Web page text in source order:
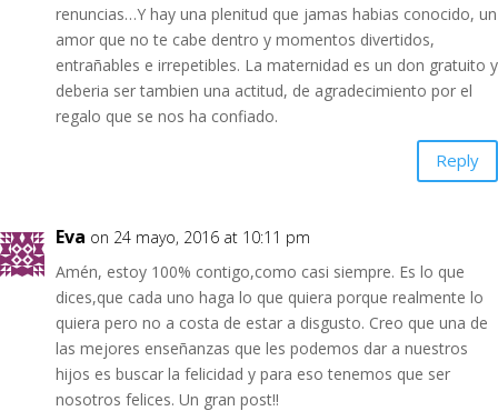
renuncias…Y hay una plenitud que jamas habias conocido, un
amor que no te cabe dentro y momentos divertidos,
entrañables e irrepetibles. La maternidad es un don gratuito y
deberia ser tambien una actitud, de agradecimiento por el
regalo que se nos ha confiado.
Reply
Eva on 24 mayo, 2016 at 10:11 pm
Amén, estoy 100% contigo,como casi siempre. Es lo que
dices,que cada uno haga lo que quiera porque realmente lo
quiera pero no a costa de estar a disgusto. Creo que una de
las mejores enseñanzas que les podemos dar a nuestros
hijos es buscar la felicidad y para eso tenemos que ser
nosotros felices. Un gran post!!